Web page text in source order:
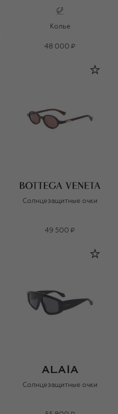
Колье
48 000 ₽
Солнцезащитные очки
49 500 ₽
Солнцезащитные очки